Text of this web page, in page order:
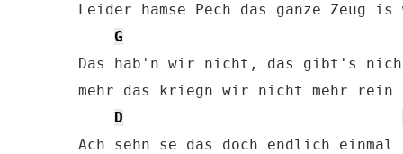
Leider hamse Pech das ganze Zeug is
G
Das hab'n wir nicht, das gibt's
mehr das kriegn wir nicht mehr rein
D
Ach sehn se das doch endlich einmal